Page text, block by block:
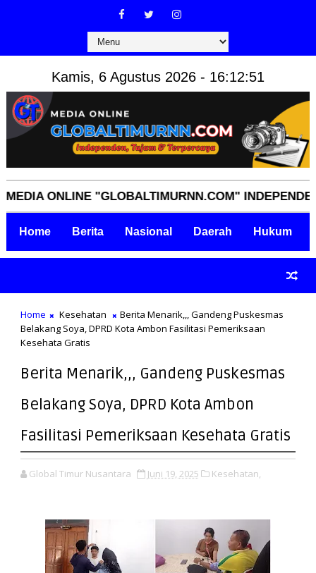
Kamis, 6 Agustus 2026 - 16:12:52
"GLOBALTIMURNN.COM" INDEPENDEN,
Home Berita Nasional Daerah Hukum
Home Kesehatan
Berita Menarik,,, Gandeng Puskesmas
Belakang Soya, DPRD Kota Ambon Fasilitasi Pemeriksaan
Kesehata Gratis
Berita Menarik,,, Gandeng Puskesmas
Belakang Soya, DPRD Kota Ambon
Fasilitasi Pemeriksaan Kesehata Gratis
Global Timur Nusantara Juni 19, 2025 Kesehatan,